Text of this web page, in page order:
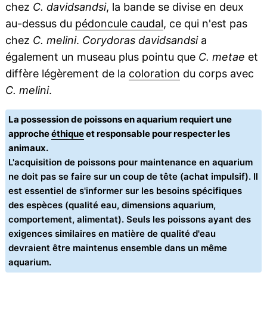
chez C. davidsandsi, la bande se divise en deux
au-dessus du pédoncule caudal, ce qui n'est pas
chez C. melini. Corydoras davidsandsia
également un museau plus pointu que C. metae et
diffère légèrement de la coloration du corps avec
C. melini.
La possession de poissons en aquarium requiert une
approcheéthiqueet responsable pour respecter les
animaux.
L'acquisition de poissons pour maintenance en aquarium
ne doit pas se faire sur un coup de tête (achat impulsif). Il
est essentiel de s'informer sur les besoins spécifiques
des espèces (qualité eau, dimensions aquarium,
comportement, alimentat). Seuls les poissons ayant des
exigences similaires en matière de qualité d'eau
devraient être maintenus ensemble dans un même
aquarium.